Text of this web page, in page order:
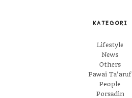
KATEGORI
Lifestyle
News
Others
Pawai Ta'aruf
People
Porsadin